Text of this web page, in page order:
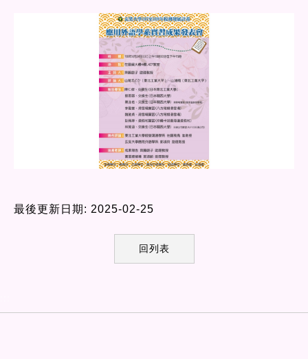
最後更新日期: 2025-02-25
回列表